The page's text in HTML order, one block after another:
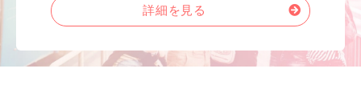
詳細を見る